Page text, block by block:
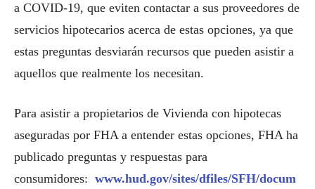
a COVID-19, que eviten contactar a sus proveedores de
servicios hipotecarios acerca de estas opciones, ya que
estas preguntas desviarán recursos que pueden asistir a
aquellos que realmente los necesitan.
Para asistir a propietarios de Vivienda con hipotecas
aseguradas por FHA a entender estas opciones, FHA ha
publicado preguntas y respuestas para
consumidores: www.hud.gov/sites/dfiles/SFH/docum